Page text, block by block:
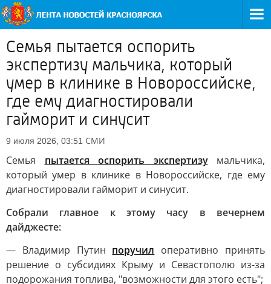
Семья пытается оспорить
экспертизу мальчика, который
умер в клинике в Новороссийске,
где ему диагностировали
гайморит и синусит
9 июля 2026, 03:51 СМИ
Семья пытается оспорить экспертизумальчика,
который умер в клинике в Новороссийске, где ему
диагностировали гайморит и синусит.
Собрали главное к этому часу в вечернем
дайджесте:
— Владимир Путин поручил оперативно принять
решение о субсидиях Крыму и Севастополю из-за
подорожания топлива, "возможности для этого есть";